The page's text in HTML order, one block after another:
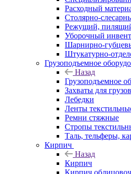
Расходный
Столярно-
Режущий,
Уборочный
Шарнирно-
Штукатурно-
Грузоподъемное
Назад
Грузоподъемное
Захваты для грузов
Лебедки
Ленты
Ремни стяжные
Стропы
Таль, тельферы,
Кирпич
Назад
Кирпич
Кирпич